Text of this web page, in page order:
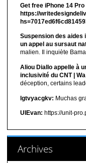
Get free iPhone 14 Pro
https://
Suspension des aides
un appel au sursaut
malien. Il inquiète
Aliou Diallo appelle à
inclusivité du CNT |
déception, certains
lgtvyacgkv: Muchas
UIEvan: https://unit-
Archives